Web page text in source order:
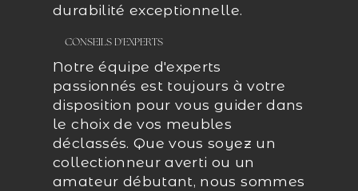
durabilité exceptionnelle.
CONSEILS D'EXPERTS
Notre équipe d'experts
passionnés est toujours à votre
disposition pour vous guider dans
le choix de vos meubles
déclassés. Que vous soyez un
collectionneur averti ou un
amateur débutant, nous sommes